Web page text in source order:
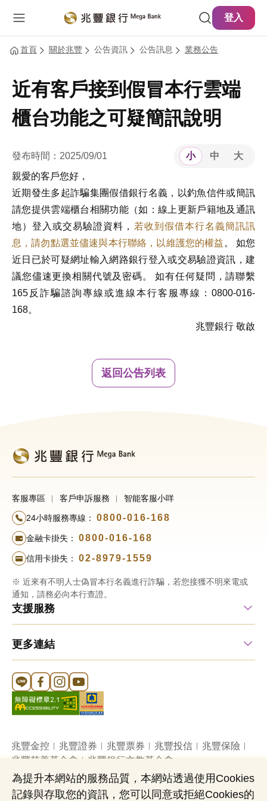
登入
首頁 關於兆豐 公告資訊 公告訊息 業務公告
近有客戶接到假冒本行雲端
櫃台功能之可疑簡訊說明
發布時間：2025/09/01 小 中
大
親愛的客戶您好，
近期發生多起詐騙集團假借銀行名義，以釣魚信件或簡訊
請您提供雲端櫃台相關功能（如：線上更新戶籍地及通訊
地）登入或交易驗證資料， 若收到假借本行名義簡訊訊
息，請勿點選並儘速與本行聯絡，以維護您的權益 。 如您
近日已於可疑網址輸入網路銀行登入或交易驗證資訊，建
議您儘速更換相關代號及密碼。 如有任何疑問，請聯繫
165反詐騙諮詢專線或進線本行客服專線：0800-016-
168。
兆豐銀行 敬啟
返回公告列表
客服專區 客戶申訴服務 智能客服小咩
24小時服務專線： 0800-016-168
金融卡掛失： 0800-016-168
信用卡掛失： 02-8979-1559
※ 近來有不明人士偽冒本行名義進行詐騙，若您接獲不明來電或
通知，請務必向本行查證。
支援服務
更多連結
Line 官方帳號
FB 官方帳號
Instagram 官方帳號
YouTube 官方帳號
兆豐金控 兆豐證券 兆豐票券 兆豐投信
兆豐保險
兆豐慈善基金會
兆豐銀行文教基金會
為提升本網站的服務品質，本網站透過使用Cookies
記錄與存取您的資訊，您可以同意或拒絕Cookies的